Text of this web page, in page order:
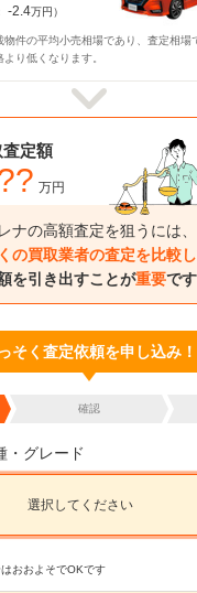
-2.4万円）
件の平均小売相場であり、査定相場
り低くなります。
査定額
万円
ナの高額査定を狙うには、
の買取業者の査定を比較し
を引き出すことが重要です
そく査定依頼を申し込み！
確認
・グレード
選択してください
おおよそでOKです